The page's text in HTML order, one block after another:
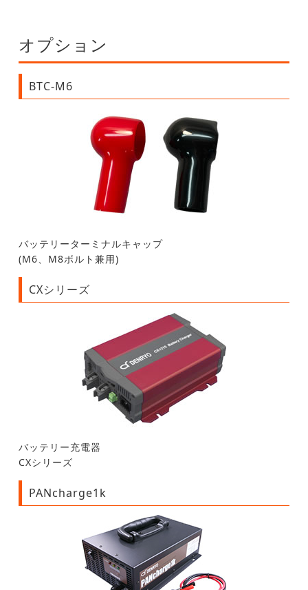
オプション
BTC-M6
バッテリーターミナルキャップ
(M6、M8ボルト兼用)
CXシリーズ
バッテリー充電器
CXシリーズ
PANcharge1k